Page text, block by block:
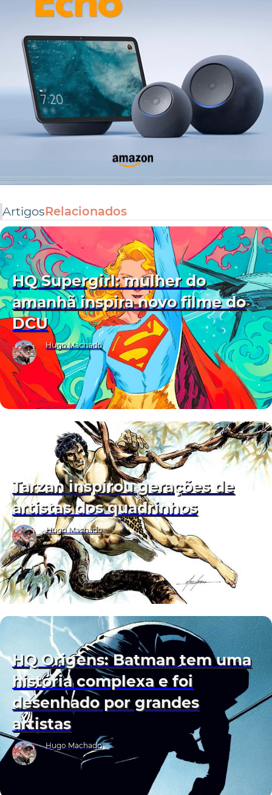
ArtigosRelacionados
HQ Supergirl: mulher do
amanhã inspira novo filme do
DCU
Hugo Machado
Tarzan inspirou gerações de
artistas dos quadrinhos
Hugo Machado
HQ Origens: Batman tem uma
história complexa e foi
desenhado por grandes
artistas
Hugo Machado